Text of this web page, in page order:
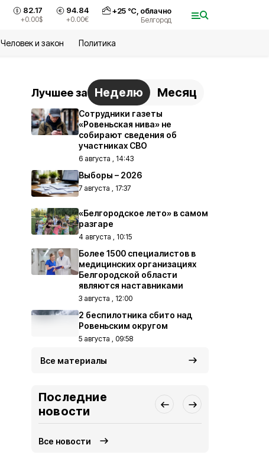
82.17
+0.00$
94.84
+0.00€
+25°С, облачно
Белгород
Человек и закон Политика
Лучшее за Неделю Месяц
Сотрудники газеты
«Ровеньская нива» не
собирают сведения об
участниках СВО
6 августа , 14:43
Выборы – 2026
7 августа , 17:37
«Белгородское лето» в самом
разгаре
4 августа , 10:15
Более 1500 специалистов в
медицинских организациях
Белгородской области
являются наставниками
3 августа , 12:00
2 беспилотника сбито над
Ровеньским округом
5 августа , 09:58
Все материалы
Последние
новости
Все новости